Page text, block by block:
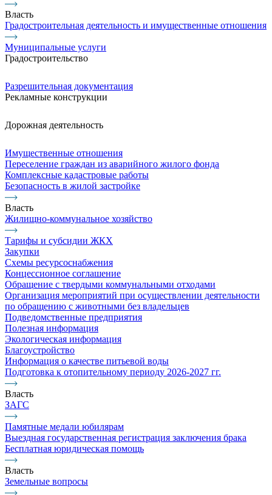
Власть
Градостроительная деятельность и имущественные отношения
Муниципальные услуги
Градостроительство
Разрешительная документация
Рекламные конструкции
Дорожная деятельность
Имущественные отношения
Переселение граждан из аварийного жилого фонда
Комплексные кадастровые работы
Безопасность в жилой застройке
Власть
Жилищно-коммунальное хозяйство
Тарифы и субсидии ЖКХ
Закупки
Схемы ресурсоснабжения
Концессионное соглашение
Обращение с твердыми коммунальными отходами
Организация мероприятий при осуществлении деятельности
по обращению с животными без владельцев
Подведомственные предприятия
Полезная информация
Экологическая информация
Благоустройство
Информация о качестве питьевой воды
Подготовка к отопительному периоду 2026-2027 гг.
Власть
ЗАГС
Памятные медали юбилярам
Выездная государственная регистрация заключения брака
Бесплатная юридическая помощь
Власть
Земельные вопросы